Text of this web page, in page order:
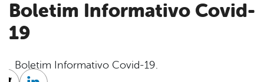
Boletim Informativo Covid-
19
Boletim Informativo Covid-19.